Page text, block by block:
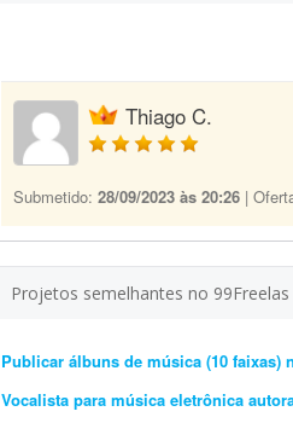
Thiago C.
Submetido: 28/09/2023 às 20:26 |
Projetos semelhantes no 99Freelas
Publicar álbuns de música (10 faixas)
Vocalista para música eletrônica